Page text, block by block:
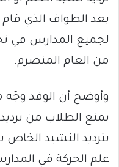
بعد الطواف الذي
لجميع المدارس في
من العام المنصرم.
وأوضح أن الوفد وجّه
بمنع الطلاب من
بترديد النشيد الخاص
علم الحركة في